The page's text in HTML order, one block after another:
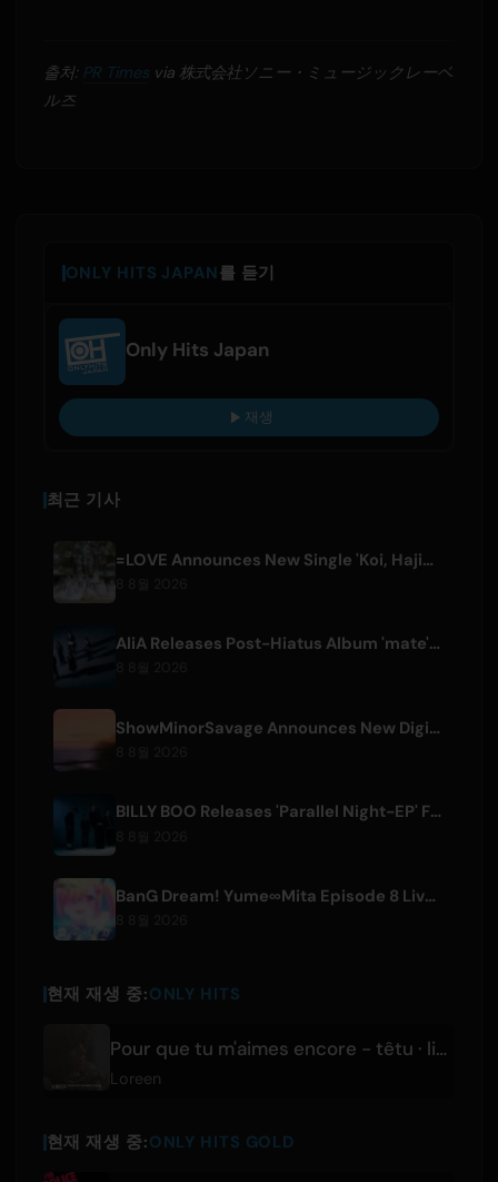
출처: PR Timesvia 株式会社ソニー・ミュージックレーベ
ル즈
ONLY HITS JAPAN를 듣기
Only Hits Japan
재생
최근 기사
=LOVE Announces New Single 'Koi, Hajimemashita.' and Tokyo Dome Concerts
AliA Releases Post-Hiatus Album 'mate', Announces Tokyo Live
ShowMinorSavage Announces New Digital Single 'Gradation'
BILLY BOO Releases 'Parallel Night-EP' Featuring TV Drama Theme Song
BanG Dream! Yume∞Mita Episode 8 Live Clip Released
현재 재생 중:ONLY HITS
Pour que tu m'aimes encore - têtu · live sessions
Loreen
현재 재생 중:ONLY HITS GOLD